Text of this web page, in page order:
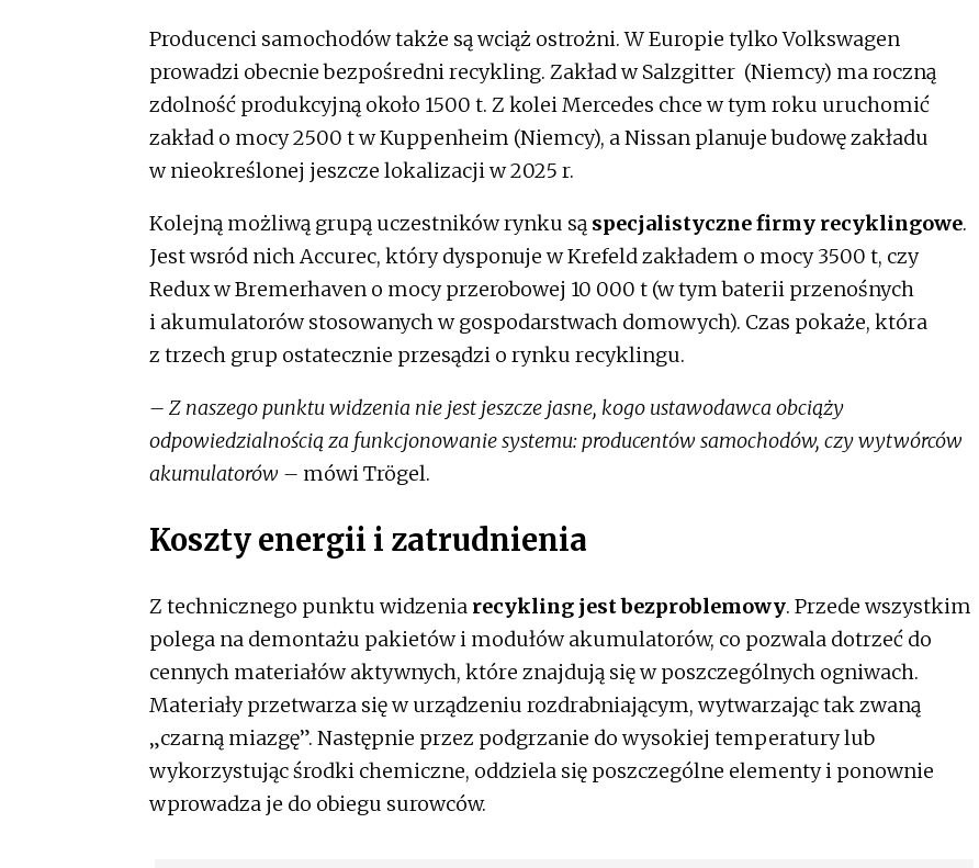
Producenci samochodów także są wciąż ostrożni. W Europie tylko Volkswagen
prowadzi obecnie bezpośredni recykling. Zakład w Salzgitter (Niemcy) ma roczną
zdolność produkcyjną około 1500 t. Z kolei Mercedes chce w tym roku uruchomić
zakład o mocy 2500 t w Kuppenheim (Niemcy), a Nissan planuje budowę zakładu
w nieokreślonej jeszcze lokalizacji w 2025 r.
Kolejną możliwą grupą uczestników rynku są specjalistyczne firmy recyklingowe.
Jest wsród nich Accurec, który dysponuje w Krefeld zakładem o mocy 3500 t, czy
Redux w Bremerhaven o mocy przerobowej 10 000 t (w tym baterii przenośnych
i akumulatorów stosowanych w gospodarstwach domowych). Czas pokaże, która
z trzech grup ostatecznie przesądzi o rynku recyklingu.
– Z naszego punktu widzenia nie jest jeszcze jasne, kogo ustawodawca obciąży
odpowiedzialnością za funkcjonowanie systemu: producentów samochodów, czy wytwórców
akumulatorów – mówi Trögel.
Koszty energii i zatrudnienia
Z technicznego punktu widzenia recykling jest bezproblemowy. Przede wszystkim
polega na demontażu pakietów i modułów akumulatorów, co pozwala dotrzeć do
cennych materiałów aktywnych, które znajdują się w poszczególnych ogniwach.
Materiały przetwarza się w urządzeniu rozdrabniającym, wytwarzając tak zwaną
„czarną miazgę”. Następnie przez podgrzanie do wysokiej temperatury lub
wykorzystując środki chemiczne, oddziela się poszczególne elementy i ponownie
wprowadza je do obiegu surowców.